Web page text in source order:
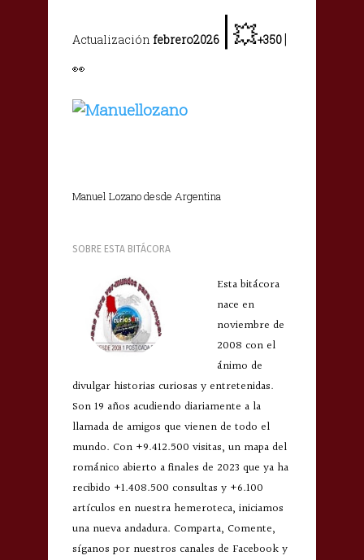
Actualización febrero2026 |💥+350|
👀
Manuel Lozano desde Argentina
SOBRE ESTA BITÁCORA
Esta bitácora
nace en
noviembre de
2008 con el
ánimo de
divulgar historias curiosas y entretenidas.
Son 19 años acudiendo diariamente a la
llamada de amigos que vienen de todo el
mundo. Con +9.412.500 visitas, un mapa del
románico abierto a finales de 2023 que ya ha
recibido +1.408.500 consultas y +6.100
artículos en nuestra hemeroteca, iniciamos
una nueva andadura. Comparta, Comente,
síganos por nuestros canales de Facebook y